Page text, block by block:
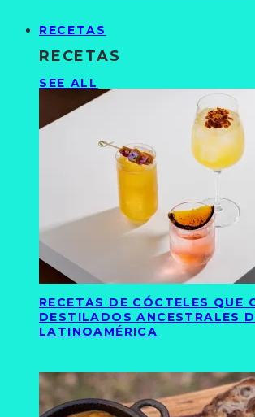
RECETAS
RECETAS
SEE ALL
RECETAS DE CÓCTELES QUE
DESTILADOS ANCESTRALES
LATINOAMÉRICA